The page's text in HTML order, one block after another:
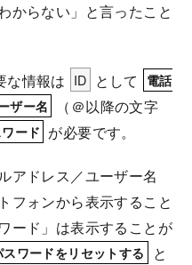
からない」と言ったこと
な情報は ID として
電話
ザー名
（＠以降の文字
ード が必要です。
アドレス／ユーザー名
フォンから表示すること
ード」は表示することが
スワードをリセットする
と